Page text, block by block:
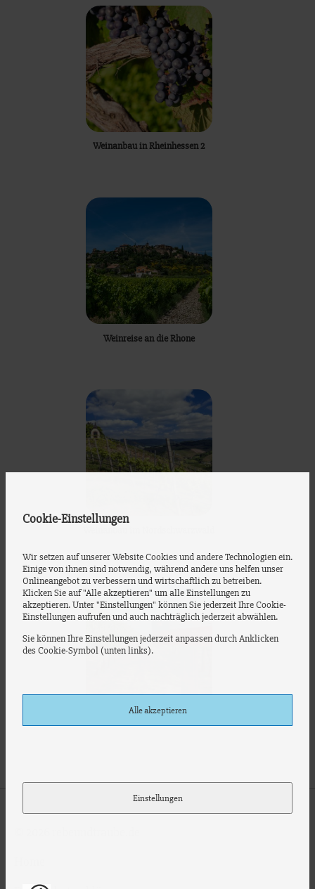
Weinanbau in Rheinhessen 2
Weinreise an die Rhone
Cookie-Einstellungen
Wir setzen auf unserer Website Cookies und andere Technologien ein.
Einige von ihnen sind notwendig, während andere uns helfen unser
Onlineangebot zu verbessern und wirtschaftlich zu betreiben.
Klicken Sie auf "Alle akzeptieren" um alle Einstellungen zu
akzeptieren. Unter "Einstellungen" können Sie jederzeit Ihre Cookie-
Einstellungen aufrufen und auch nachträglich jederzeit abwählen.
Sie können Ihre Einstellungen jederzeit anpassen durch Anklicken
des Cookie-Symbol (unten links).
Alle akzeptieren
Einstellungen